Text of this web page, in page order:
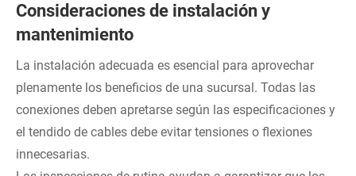
Consideraciones de instalación y
mantenimiento
La instalación adecuada es esencial para aprovechar
plenamente los beneficios de una sucursal. Todas las
conexiones deben apretarse según las especificaciones y
el tendido de cables debe evitar tensiones o flexiones
innecesarias.